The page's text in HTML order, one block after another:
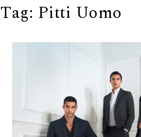
Tag: Pitti Uomo